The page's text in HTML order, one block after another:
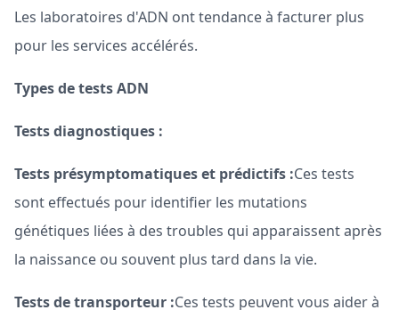
Les laboratoires d'ADN ont tendance à facturer plus
pour les services accélérés.
Types de tests ADN
Tests diagnostiques :
Tests présymptomatiques et prédictifs :Ces tests
sont effectués pour identifier les mutations
génétiques liées à des troubles qui apparaissent après
la naissance ou souvent plus tard dans la vie.
Tests de transporteur :Ces tests peuvent vous aider à